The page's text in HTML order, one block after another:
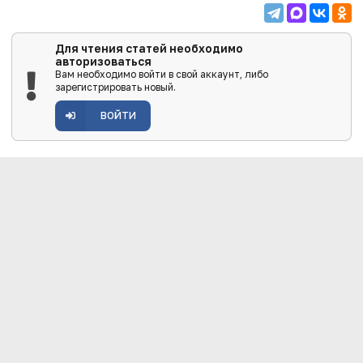
Для чтения статей необходимо
авторизоваться
Вам необходимо войти в свой аккаунт, либо
зарегистрировать новый.
ВОЙТИ